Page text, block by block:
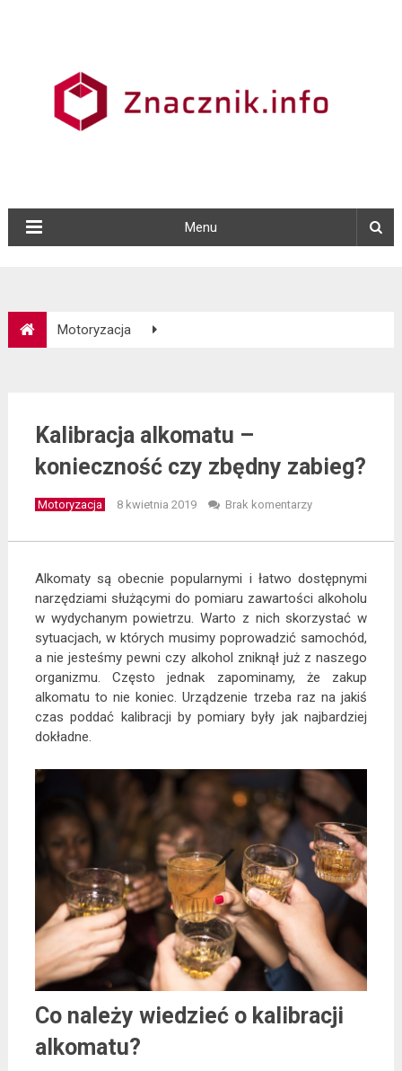
Menu
Motoryzacja
Kalibracja alkomatu –
konieczność czy zbędny zabieg?
Motoryzacja 8 kwietnia 2019 Brak komentarzy
Alkomaty są obecnie popularnymi i łatwo dostępnymi
narzędziami służącymi do pomiaru zawartości alkoholu
w wydychanym powietrzu. Warto z nich skorzystać w
sytuacjach, w których musimy poprowadzić samochód,
a nie jesteśmy pewni czy alkohol zniknął już z naszego
organizmu. Często jednak zapominamy, że zakup
alkomatu to nie koniec. Urządzenie trzeba raz na jakiś
czas poddać kalibracji by pomiary były jak najbardziej
dokładne.
Co należy wiedzieć o kalibracji
alkomatu?